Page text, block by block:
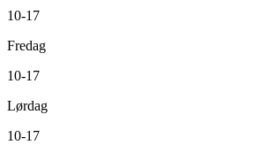
10-17
Fredag
10-17
Lørdag
10-17